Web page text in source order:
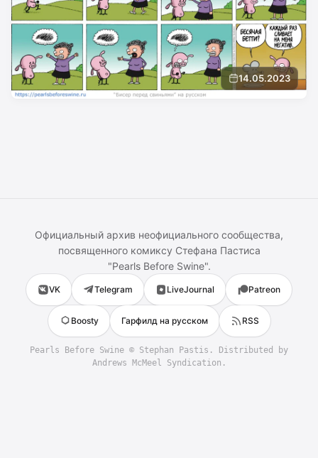
14.05.2023
Официальный архив неофициального сообщества,
посвященного комиксу Стефана Пастиса
"Pearls Before Swine".
VK Telegram LiveJournal Patreon
Boosty Гарфилд на русском RSS
Pearls Before Swine © Stephan Pastis . Distributed by
Andrews McMeel Syndication.